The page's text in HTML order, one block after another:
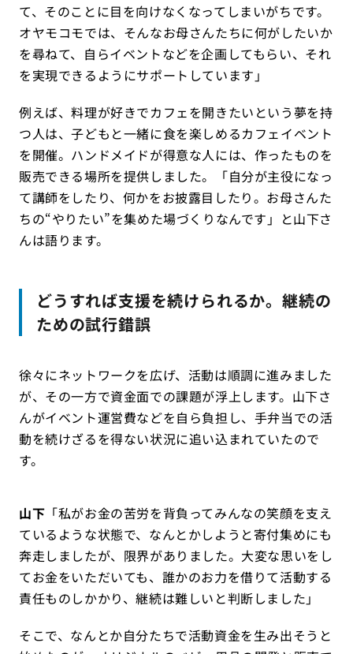
て、そのことに目を向けなくなってしまいがちです。
オヤモコモでは、そんなお母さんたちに何がしたいか
を尋ねて、自らイベントなどを企画してもらい、それ
を実現できるようにサポートしています」
例えば、料理が好きでカフェを開きたいという夢を持
つ人は、子どもと一緒に食を楽しめるカフェイベント
を開催。ハンドメイドが得意な人には、作ったものを
販売できる場所を提供しました。「自分が主役になっ
て講師をしたり、何かをお披露目したり。お母さんた
ちの“やりたい”を集めた場づくりなんです」と山下さ
んは語ります。
どうすれば支援を続けられるか。継続の
ための試行錯誤
徐々にネットワークを広げ、活動は順調に進みました
が、その一方で資金面での課題が浮上します。山下さ
んがイベント運営費などを自ら負担し、手弁当での活
動を続けざるを得ない状況に追い込まれていたので
す。
山下 「私がお金の苦労を背負ってみんなの笑顔を支え
ているような状態で、なんとかしようと寄付集めにも
奔走しましたが、限界がありました。大変な思いをし
てお金をいただいても、誰かのお力を借りて活動する
責任ものしかかり、継続は難しいと判断しました」
そこで、なんとか自分たちで活動資金を生み出そうと